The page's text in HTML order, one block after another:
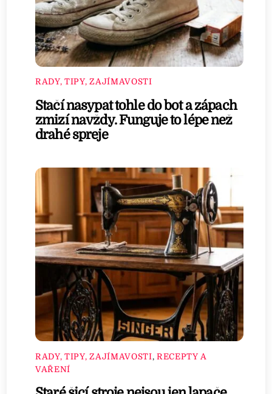
RADY, TIPY, ZAJÍMAVOSTI
Stačí nasypat tohle do bot a zápach
zmizí navždy. Funguje to lépe než
drahé spreje
RADY, TIPY, ZAJÍMAVOSTI, RECEPTY A
VAŘENÍ